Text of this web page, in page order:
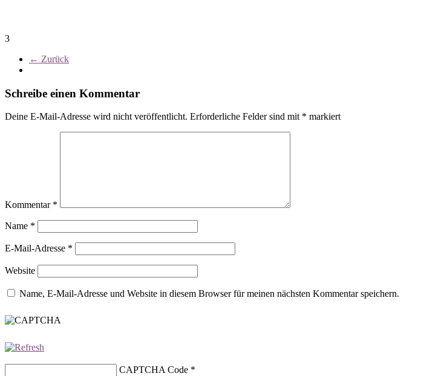
3
← Zurück
Schreibe einen Kommentar
Deine E-Mail-Adresse wird nicht veröffentlicht. Erforderliche Felder sind mit * markiert
Kommentar *
Name *
E-Mail-Adresse *
Website
Name, E-Mail-Adresse und Website in diesem Browser für meinen nächsten Kommentar speichern.
CAPTCHA Code *